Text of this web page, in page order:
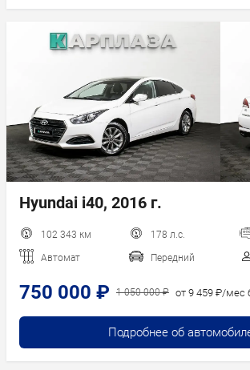
Hyundai i40, 2016 г.
102 343 км 178 л.с.
Автомат Передний
750 000 ₽ 1 050 000 ₽ от 9 459 ₽/мес
Подробнее об